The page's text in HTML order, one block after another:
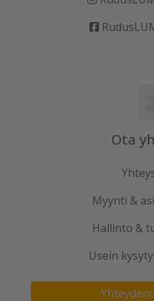
Ota
Myynti &
Hallinto &
Usein